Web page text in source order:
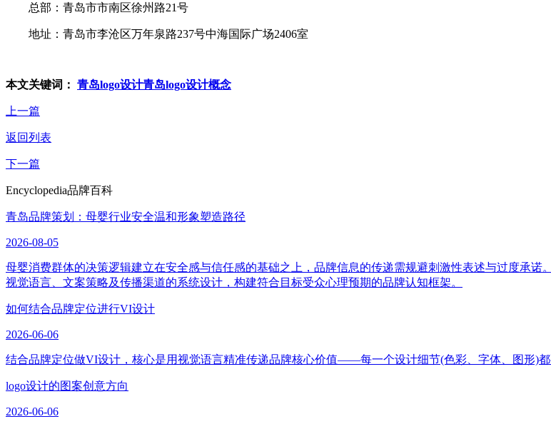
总部：青岛市市南区徐州路21号
地址：青岛市李沧区万年泉路237号中海国际广场2406室
本文关键词： 青岛logo设计青岛logo设计概念
上一篇
返回列表
下一篇
Encyclopedia品牌百科
青岛品牌策划：母婴行业安全温和形象塑造路径
2026-08-05
母婴消费群体的决策逻辑建立在安全感与信任感的基础之上，品牌信息的传递需规避刺激性表述与过度承
视觉语言、文案策略及传播渠道的系统设计，构建符合目标受众心理预期的品牌认知框架。
如何结合品牌定位进行VI设计
2026-06-06
结合品牌定位做VI设计，核心是用视觉语言精准传递品牌核心价值——每一个设计细节(色彩、字体、图形)
logo设计的图案创意方向
2026-06-06